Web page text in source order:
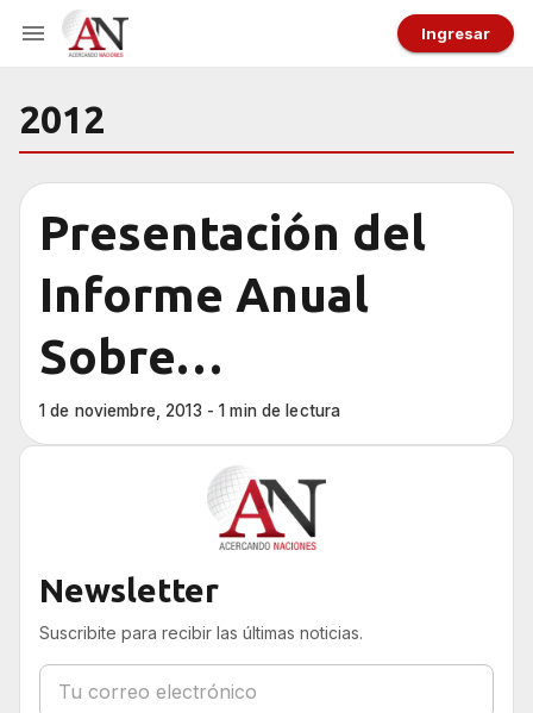
Ingresar
2012
Presentación del
Informe Anual
Sobre
Antisemitismo en
la Argentina 2012
1 de noviembre, 2013 - 1 min de lectura
Newsletter
Suscribite para recibir las últimas noticias.